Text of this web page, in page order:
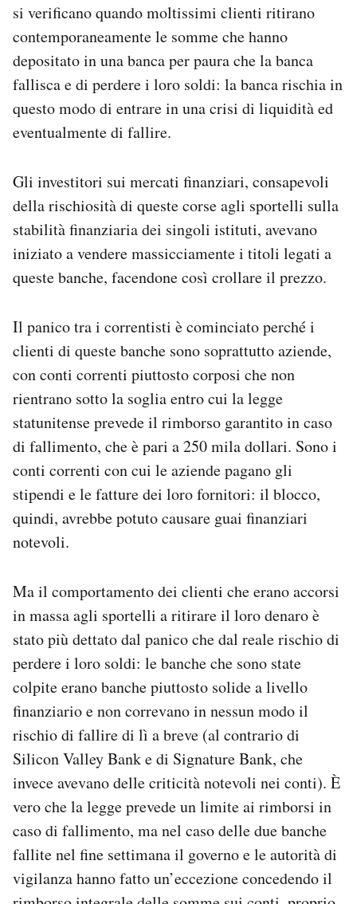
si verificano quando moltissimi clienti ritirano
contemporaneamente le somme che hanno
depositato in una banca per paura che la banca
fallisca e di perdere i loro soldi: la banca rischia in
questo modo di entrare in una crisi di liquidità ed
eventualmente di fallire.
Gli investitori sui mercati finanziari, consapevoli
della rischiosità di queste corse agli sportelli sulla
stabilità finanziaria dei singoli istituti, avevano
iniziato a vendere massicciamente i titoli legati a
queste banche, facendone così crollare il prezzo.
Il panico tra i correntisti è cominciato perché i
clienti di queste banche sono soprattutto aziende,
con conti correnti piuttosto corposi che non
rientrano sotto la soglia entro cui la legge
statunitense prevede il rimborso garantito in caso
di fallimento, che è pari a 250 mila dollari. Sono i
conti correnti con cui le aziende pagano gli
stipendi e le fatture dei loro fornitori: il blocco,
quindi, avrebbe potuto causare guai finanziari
notevoli.
Ma il comportamento dei clienti che erano accorsi
in massa agli sportelli a ritirare il loro denaro è
stato più dettato dal panico che dal reale rischio di
perdere i loro soldi: le banche che sono state
colpite erano banche piuttosto solide a livello
finanziario e non correvano in nessun modo il
rischio di fallire di lì a breve (al contrario di
Silicon Valley Bank e di Signature Bank, che
invece avevano delle criticità notevoli nei conti). È
vero che la legge prevede un limite ai rimborsi in
caso di fallimento, ma nel caso delle due banche
fallite nel fine settimana il governo e le autorità di
vigilanza hanno fatto un’eccezione concedendo il